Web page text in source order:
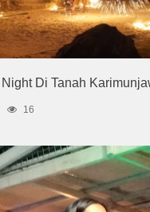
Di Tanah
16